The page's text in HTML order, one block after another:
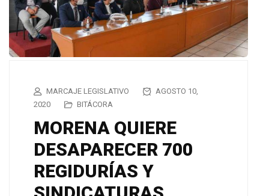
MARCAJE LEGISLATIVO
AGOSTO 10,
2020
BITÁCORA
MORENA QUIERE
DESAPARECER 700
REGIDURÍAS Y